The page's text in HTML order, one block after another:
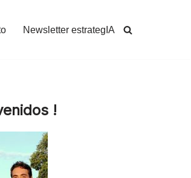
Newsletter estrategIA
!